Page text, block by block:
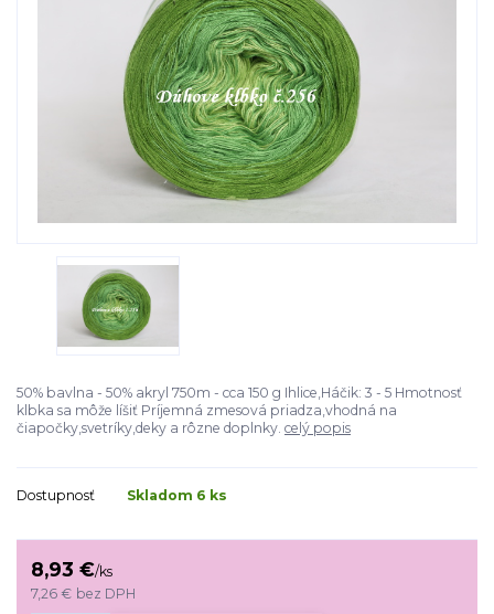
50% bavlna - 50% akryl 750m - cca 150 g Ihlice,Háčik: 3 - 5 Hmotnosť
klbka sa môže líšiť Príjemná zmesová priadza,vhodná na
čiapočky,svetríky,deky a rôzne doplnky. celý popis
Dostupnosť Skladom 6 ks
8,93 €/ks
7,26 € bez DPH